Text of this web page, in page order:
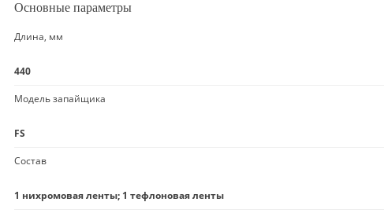
Основные параметры
Длина, мм
440
Модель запайщика
FS
Состав
1 нихромовая ленты; 1 тефлоновая ленты